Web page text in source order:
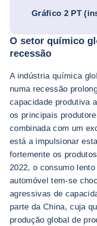
Gráfico 2 PT
O setor químico
recessão
A indústria química
numa recessão
capacidade produtiva
os principais
combinada com um
está a impulsionar
fortemente os
2022, o consumo
automóvel tem-se
agressivas de
parte da China, cuja
produção global de